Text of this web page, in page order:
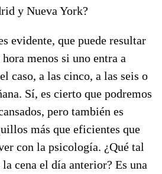
y Nueva York?
evidente, que puede resultar
menos si uno entra a
caso, a las cinco, a las seis o
Sí, es cierto que podremos
pero también es
más que eficientes que
con la psicología. ¿Qué tal
cena el día anterior? Es una